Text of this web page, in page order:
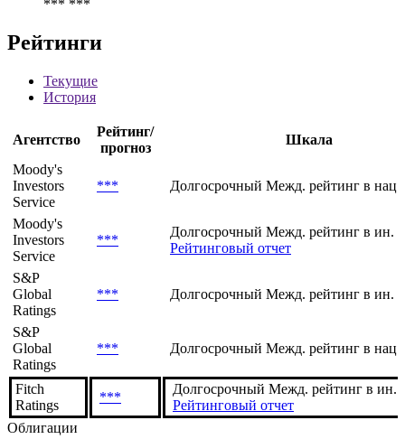
NAICS
Рейтинги
Текущие
Агентство
Рейтинг/
Moody's
Investors
Service
*** Долгосрочный Межд. рейтинг в нац.
Moody's
Investors
Service
***
Долгосрочный Межд. рейтинг в ин.
S&P
Global
Ratings
*** Долгосрочный Межд. рейтинг в ин.
S&P
Global
Ratings
Долгосрочный Межд. рейтинг в нац.